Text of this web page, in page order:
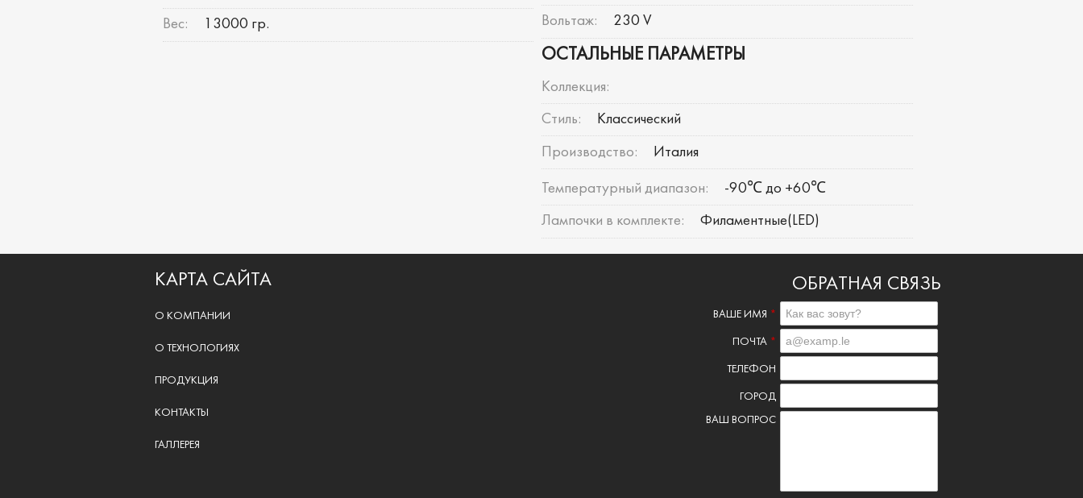
Вес: 13000 гр. Вольтаж: 230 V
ОСТАЛЬНЫЕ ПАРАМЕТРЫ
Коллекция:
Стиль: Классический
Производство: Италия
Температурный диапазон: -90℃ до +60℃
Лампочки в комплекте: Филаментные(LED)
КАРТА САЙТА
О КОМПАНИИ
О ТЕХНОЛОГИЯХ
ПРОДУКЦИЯ
КОНТАКТЫ
ГАЛЛЕРЕЯ
ОБРАТНАЯ СВЯЗЬ
ВАШЕ ИМЯ *
ПОЧТА *
ТЕЛЕФОН
ГОРОД
ВАШ ВОПРОС